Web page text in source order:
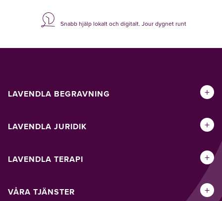
Snabb hjälp lokalt och digitalt. Jour dygnet runt
LAVENDLA BEGRAVNING +
LAVENDLA JURIDIK +
LAVENDLA TERAPI +
VÅRA TJÄNSTER +